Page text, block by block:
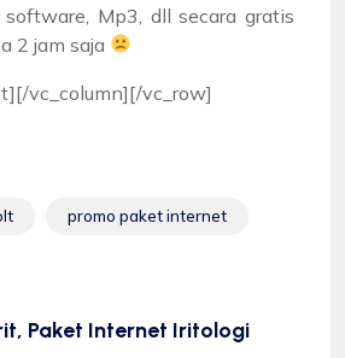
Mp3, dll secara gratis
2 jam saja
vc_column][/vc_row]
promo paket internet
Paket Internet Iritologi